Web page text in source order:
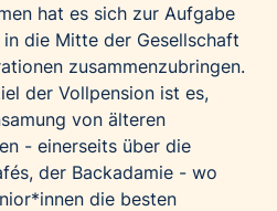
hat es sich zur Aufgabe
die Mitte der Gesellschaft
zusammenzubringen.
der Vollpension ist es,
von älteren
- einerseits über die
der Backadamie - wo
die besten